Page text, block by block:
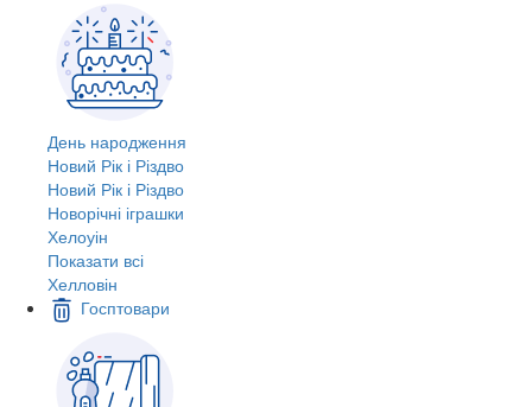
День народження
Новий Рік і Різдво
Новий Рік і Різдво
Новорічні іграшки
Хелоуін
Показати всі
Хелловін
Госптовари